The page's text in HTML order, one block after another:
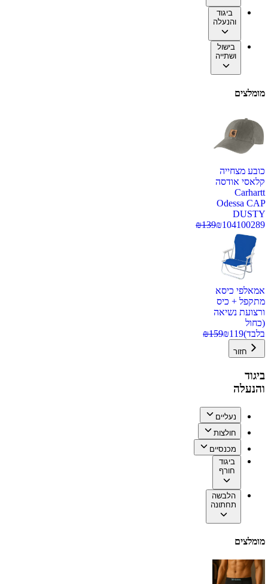
ביגוד
והנעלה
בישול
ושתייה
מומלצים
כובע מצחייה
קלאסי אודסה
Carhartt
Odessa CAP
DUSTY
100289
₪104
₪139
אמאלפי כיסא
מתקפל + כיס
ורצועת נשיאה
(כחול
בלבד)
₪119
₪159
חזור
ביגוד
והנעלה
נעליים
חולצות
מכנסיים
ביגוד
חורף
הלבשה
תחתונה
מומלצים